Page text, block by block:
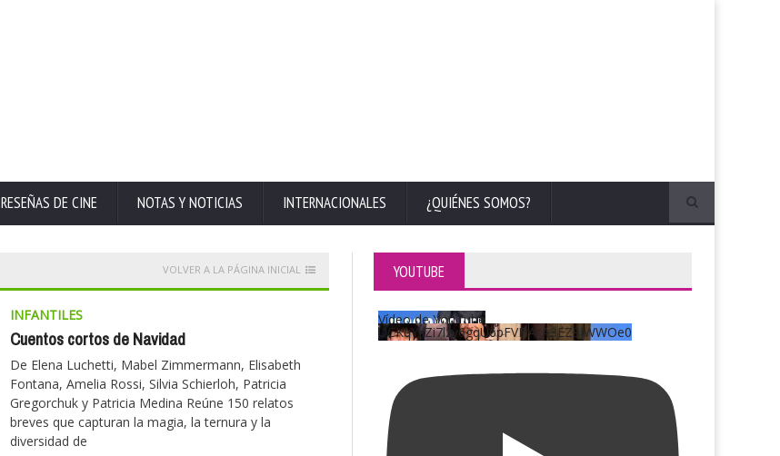
RESEÑAS DE CINE NOTAS Y NOTICIAS INTERNACIONALES ¿QUIÉNES SOMOS?
VOLVER A LA PÁGINA INICIAL
INFANTILES
Cuentos cortos de Navidad
De Elena Luchetti, Mabel Zimmermann, Elisabeth
Fontana, Amelia Rossi, Silvia Schierloh, Patricia
Gregorchuk y Patricia Medina Reúne 150 relatos
breves que capturan la magia, la ternura y la
diversidad de
YOUTUBE
Vídeo de YouTube
UCKqYjiZi7lzy6gqU6pFVFiA_A3EZ9JWWOe0